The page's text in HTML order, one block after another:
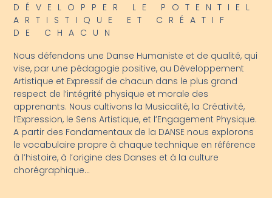
DÉVELOPPER LE POTENTIEL
ARTISTIQUE ET CRÉATIF
DE CHACUN
Nous défendons une Danse Humaniste et de qualité, qui
vise, par une pédagogie positive, au Développement
Artistique et Expressif de chacun dans le plus grand
respect de l’intégrité physique et morale des
apprenants. Nous cultivons la Musicalité, la Créativité,
l’Expression, le Sens Artistique, et l’Engagement Physique.
A partir des Fondamentaux de la DANSE nous explorons
le vocabulaire propre à chaque technique en référence
à l’histoire, à l’origine des Danses et à la culture
chorégraphique…